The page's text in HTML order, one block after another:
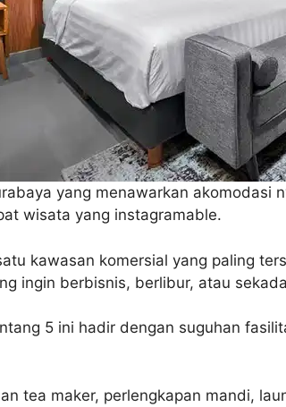
yang menawarkan akomodasi
wisata yang instagramable.
kawasan komersial yang paling
ingin berbisnis, berlibur, atau
5 ini hadir dengan suguhan
tea maker, perlengkapan mandi,